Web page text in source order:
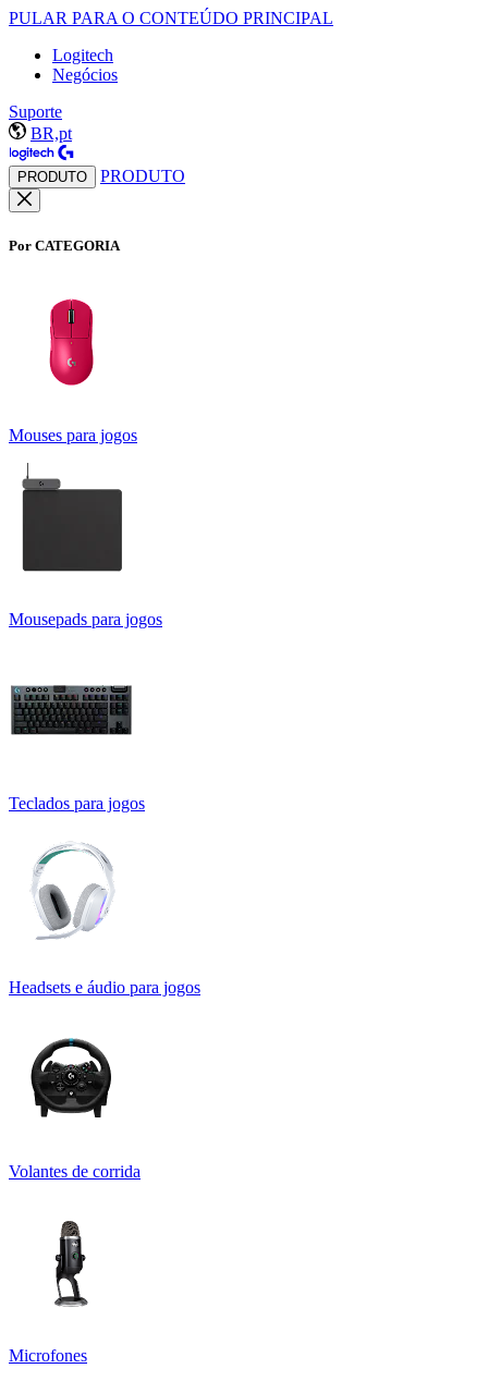
PULAR PARA O CONTEÚDO PRINCIPAL
Logitech
Negócios
Suporte
BR,pt
PRODUTO PRODUTO
Por CATEGORIA
Mouses para jogos
Mousepads para jogos
Teclados para jogos
Headsets e áudio para jogos
Volantes de corrida
Microfones